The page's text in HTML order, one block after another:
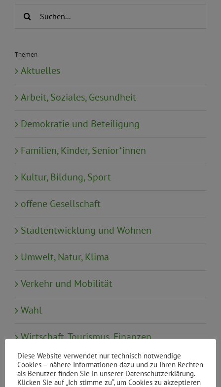
Suche
Themen
Aktuelles
Arbeit, Soziales, Gesundheit
Demokratie und Beteiligung
Familien, Kinder, Senior*innen
Kultur, Bildung, Sport
offene Gesellschaft
Stadtentwicklung und Wohnen
Umwelt, Natur, Klima
Verkehr und Mobilität
Wahl
Wirtschaft, Tourismus, Finanzen
Neueste Beiträge
Diese Website verwendet nur technisch notwendige
Cookies – nähere Informationen dazu und zu Ihren Rechten
als Benutzer finden Sie in unserer Datenschutzerklärung.
Klicken Sie auf „Ich stimme zu“, um Cookies zu akzeptieren